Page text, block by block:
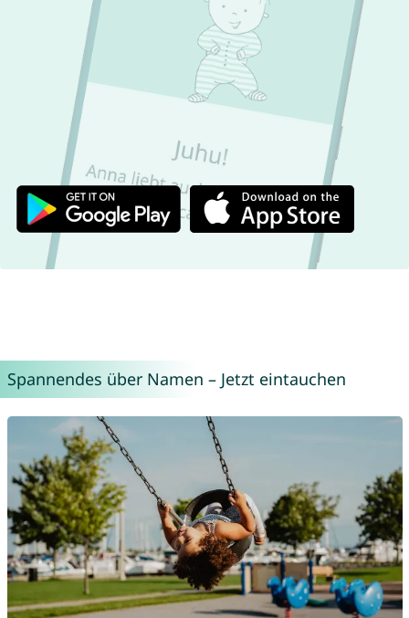
Spannendes über Namen – Jetzt eintauchen